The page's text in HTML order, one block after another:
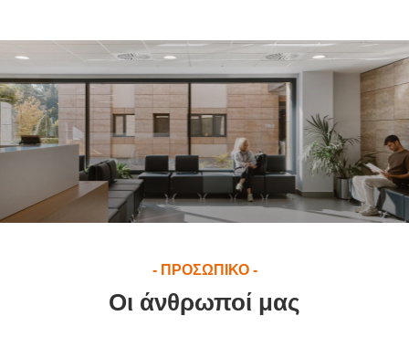
- ΠΡΟΣΩΠΙΚΟ -
Οι άνθρωποί μας